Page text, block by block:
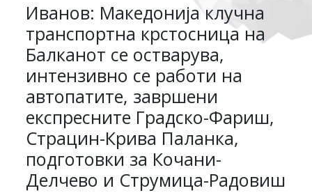
Иванов: Македонија клучна
транспортна крстосница на
Балканот се остварува,
интензивно се работи на
автопатите, завршени
експресните Градско-Фариш,
Страцин-Крива Паланка,
подготовки за Кочани-
Делчево и Струмица-Радовиш